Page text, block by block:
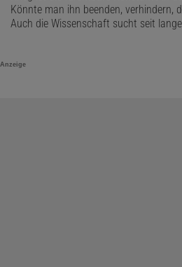
Könnte man ihn beenden, verhindern,
Auch die Wissenschaft sucht seit
Anzeige